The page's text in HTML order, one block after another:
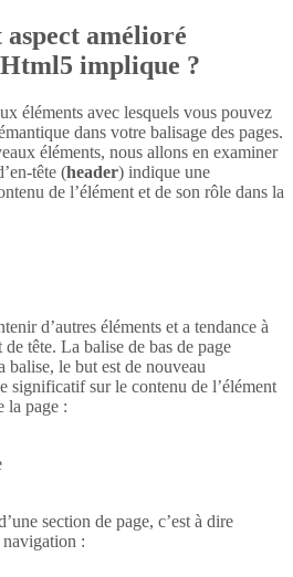
aspect amélioré
implique ?
éléments avec lesquels vous pouvez
dans votre balisage des pages.
éléments, nous allons en examiner
tête (header) indique une
de l’élément et de son rôle dans la
d’autres éléments et a tendance à
tête. La balise de bas de page
balise, le but est de nouveau
significatif sur le contenu de l’élément
la page :
section de page, c’est à dire
navigation :